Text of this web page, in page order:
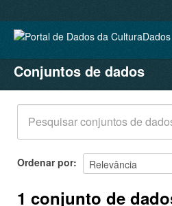
CONJUNTOS DE DADOS
ORGANIZAÇÕES
GRUPOS
SOBRE
Conjuntos de dados
Ordenar por
1 conjunto de